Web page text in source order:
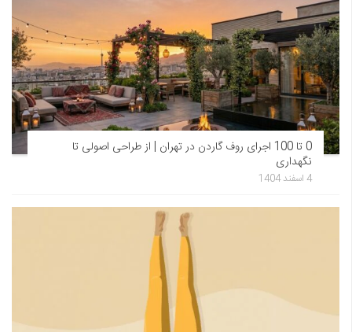
0 تا 100 اجرای روف گاردن در تهران | از طراحی اصولی تا
نگهداری
4 اسفند 1404